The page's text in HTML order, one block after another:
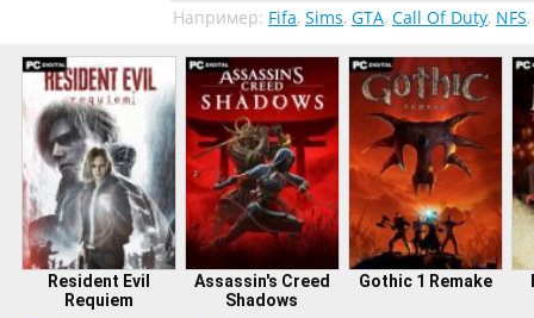
Например: Fifa, Sims, GTA, Call Of Duty, NFS,
Resident Evil
Requiem
Assassin's Creed
Shadows
Gothic 1 Remake